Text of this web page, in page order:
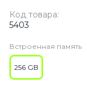
Код товара:
5403
Встроенная память
256 GB